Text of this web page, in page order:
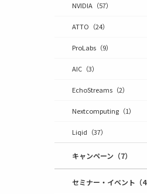
NVIDIA （57）
ATTO （24）
ProLabs （9）
AIC （3）
EchoStreams （2）
Nextcomputing （1）
Liqid （37）
キャンペーン （7）
セミナー・イベント （